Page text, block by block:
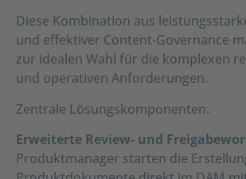
Diese Kombination aus
und effektiver Content‑Governance
zur idealen Wahl für die komplexen
und operativen Anforderungen.
Zentrale Lösungskomponenten:
Erweiterte Review‑ und
Produktmanager starten die